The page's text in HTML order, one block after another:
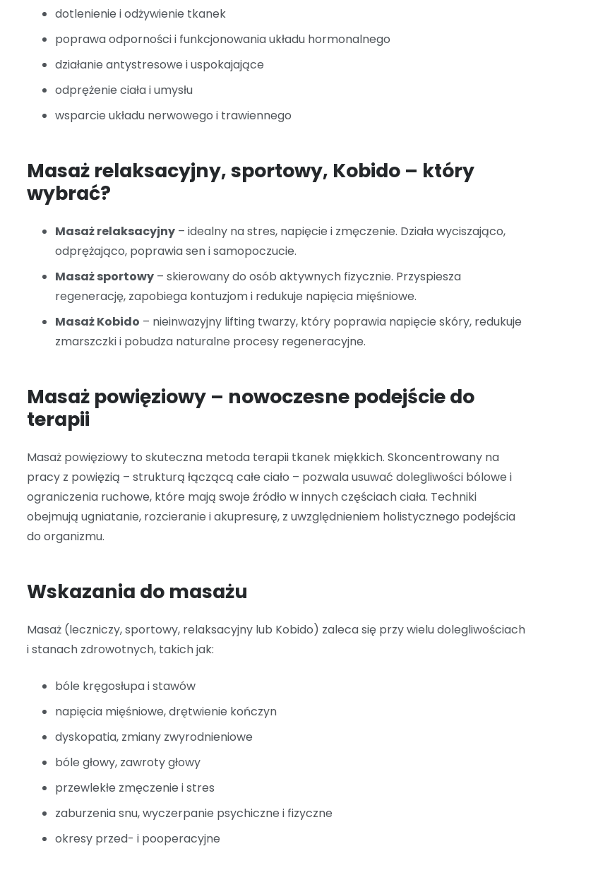
dotlenienie i odżywienie tkanek
poprawa odporności i funkcjonowania układu hormonalnego
działanie antystresowe i uspokajające
odprężenie ciała i umysłu
wsparcie układu nerwowego i trawiennego
Masaż relaksacyjny, sportowy, Kobido – który
wybrać?
Masaż relaksacyjny – idealny na stres, napięcie i zmęczenie. Działa wyciszająco,
odprężająco, poprawia sen i samopoczucie.
Masaż sportowy – skierowany do osób aktywnych fizycznie. Przyspiesza
regenerację, zapobiega kontuzjom i redukuje napięcia mięśniowe.
Masaż Kobido – nieinwazyjny lifting twarzy, który poprawia napięcie skóry, redukuje
zmarszczki i pobudza naturalne procesy regeneracyjne.
Masaż powięziowy – nowoczesne podejście do
terapii
Masaż powięziowy to skuteczna metoda terapii tkanek miękkich. Skoncentrowany na
pracy z powięzią – strukturą łączącą całe ciało – pozwala usuwać dolegliwości bólowe i
ograniczenia ruchowe, które mają swoje źródło w innych częściach ciała. Techniki
obejmują ugniatanie, rozcieranie i akupresurę, z uwzględnieniem holistycznego podejścia
do organizmu.
Wskazania do masażu
Masaż (leczniczy, sportowy, relaksacyjny lub Kobido) zaleca się przy wielu dolegliwościach
i stanach zdrowotnych, takich jak:
bóle kręgosłupa i stawów
napięcia mięśniowe, drętwienie kończyn
dyskopatia, zmiany zwyrodnieniowe
bóle głowy, zawroty głowy
przewlekłe zmęczenie i stres
zaburzenia snu, wyczerpanie psychiczne i fizyczne
okresy przed- i pooperacyjne